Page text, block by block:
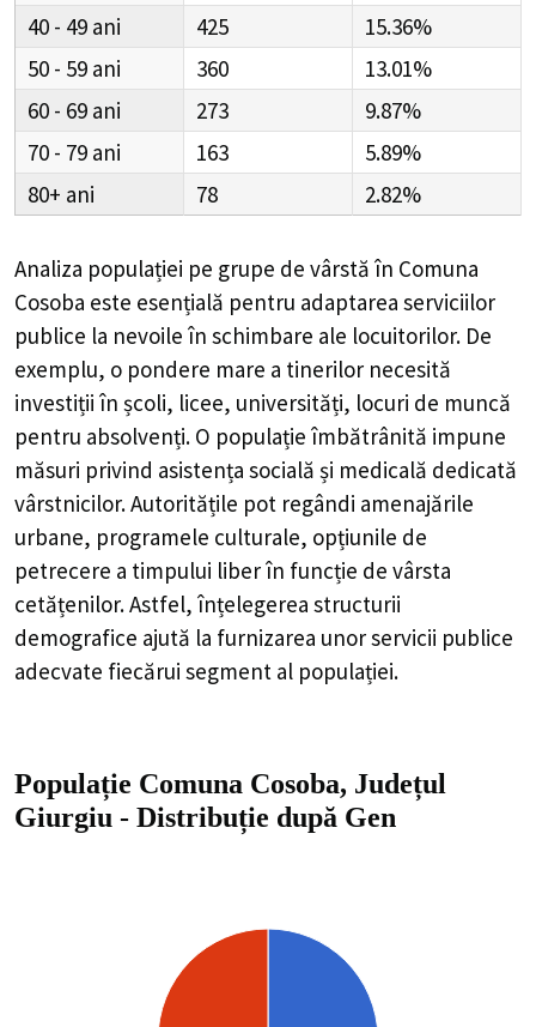
40 - 49
425
15.36%
50 - 59
360
13.01%
60 - 69
273
9.87%
70 - 79
163
5.89%
80+
78 2.82%
Analiza populației pe grupe de vârstă în Comuna
Cosoba este esențială pentru adaptarea serviciilor
publice la nevoile în schimbare ale locuitorilor. De
exemplu, o pondere mare a tinerilor necesită
investiții în școli, licee, universități, locuri de muncă
pentru absolvenți. O populație îmbătrânită impune
măsuri privind asistența socială și medicală dedicată
vârstnicilor. Autoritățile pot regândi amenajările
urbane, programele culturale, opțiunile de
petrecere a timpului liber în funcție de vârsta
cetățenilor. Astfel, înțelegerea structurii
demografice ajută la furnizarea unor servicii publice
adecvate fiecărui segment al populației.
Populație Comuna Cosoba, Județul
Giurgiu - Distribuție după Gen